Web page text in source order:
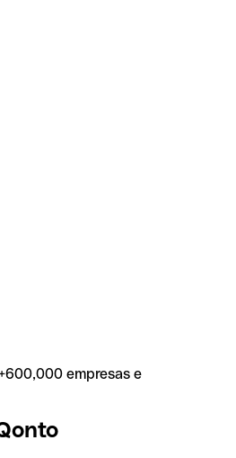
empresas e